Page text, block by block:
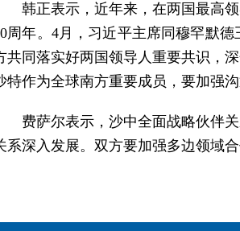
韩正表示，近年来，在两国最高
周年。4月，习近平主席同穆罕默
共同落实好两国领导人重要共识，
特作为全球南方重要成员，要加强
费萨尔表示，沙中全面战略伙伴
系深入发展。双方要加强多边领域